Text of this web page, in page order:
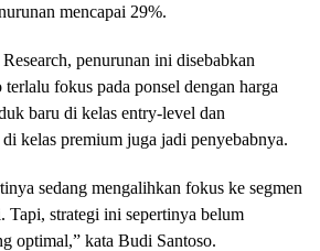
mencapai 29%.
penurunan ini disebabkan
fokus pada ponsel dengan harga
baru di kelas entry-level dan
kelas premium juga jadi penyebabnya.
sedang mengalihkan fokus ke segmen
Tapi, strategi ini sepertinya belum
optimal,” kata Budi Santoso.